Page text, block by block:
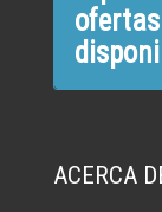
ACERCA